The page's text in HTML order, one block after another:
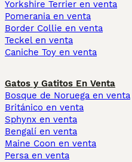
Yorkshire Terrier en venta
Pomerania en venta
Border Collie en venta
Teckel en venta
Caniche Toy en venta
Gatos y Gatitos En Venta
Bosque de Noruega en venta
Británico en venta
Sphynx en venta
Bengalí en venta
Maine Coon en venta
Persa en venta